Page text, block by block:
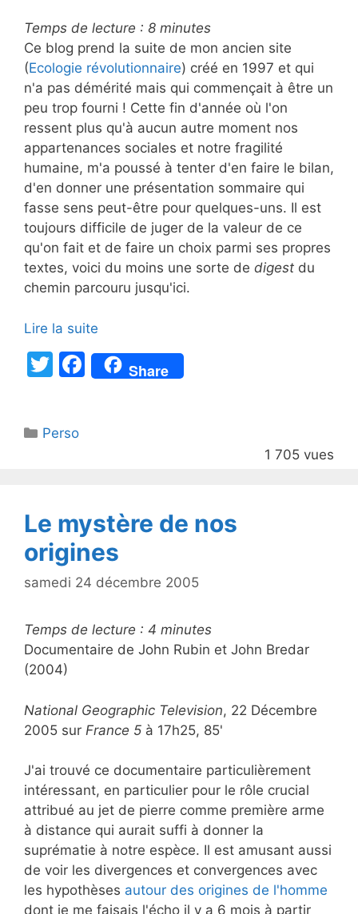
Temps de lecture : 8 minutes
Ce blog prend la suite de mon ancien site
(Ecologie révolutionnaire) créé en 1997 et qui
n'a pas démérité mais qui commençait à être un
peu trop fourni ! Cette fin d'année où l'on
ressent plus qu'à aucun autre moment nos
appartenances sociales et notre fragilité
humaine, m'a poussé à tenter d'en faire le bilan,
d'en donner une présentation sommaire qui
fasse sens peut-être pour quelques-uns. Il est
toujours difficile de juger de la valeur de ce
qu'on fait et de faire un choix parmi ses propres
textes, voici du moins une sorte de digest du
chemin parcouru jusqu'ici.
Lire la suite
T
er
F
a
o
k
Share
Catégories
Perso
1 705 vues
Le mystère de nos
origines
samedi 24 décembre 2005
Temps de lecture : 4 minutes
Documentaire de John Rubin et John Bredar
(2004)
National Geographic Television, 22 Décembre
2005 sur France 5 à 17h25, 85'
J'ai trouvé ce documentaire particulièrement
intéressant, en particulier pour le rôle crucial
attribué au jet de pierre comme première arme
à distance qui aurait suffi à donner la
suprématie à notre espèce. Il est amusant aussi
de voir les divergences et convergences avec
les hypothèses autour des origines de l'homme
dont je me faisais l'écho il y a 6 mois à partir